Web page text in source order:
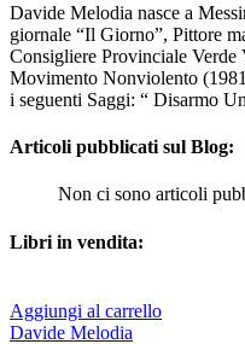
Davide Melodia nasce a
giornale “Il Giorno”, Pittore
Consigliere Provinciale Verde
Movimento Nonviolento
i seguenti Saggi: “ Disarmo
Articoli pubblicati sul Blog:
Non ci sono articoli
Libri in vendita:
Aggiungi al carrello
Davide Melodia